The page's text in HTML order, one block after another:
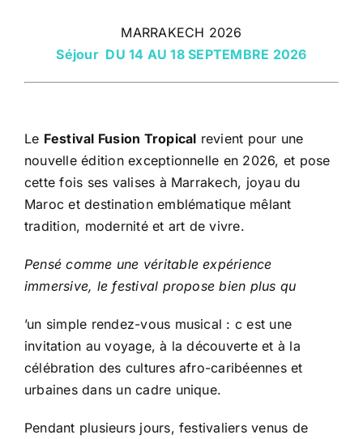
MARRAKECH 2026
Séjour DU 14 AU 18 SEPTEMBRE 2026
Le Festival Fusion Tropical revient pour une
nouvelle édition exceptionnelle en 2026, et pose
cette fois ses valises à Marrakech, joyau du
Maroc et destination emblématique mêlant
tradition, modernité et art de vivre.
Pensé comme une véritable expérience
immersive, le festival propose bien plus qu
’un simple rendez-vous musical : c est une
invitation au voyage, à la découverte et à la
célébration des cultures afro-caribéennes et
urbaines dans un cadre unique.
Pendant plusieurs jours, festivaliers venus de